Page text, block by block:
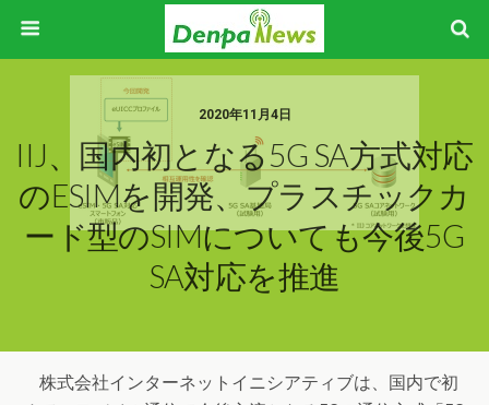
2020年11月4日
IIJ、国内初となる5G SA方式対応
のeSIMを開発、プラスチックカ
ード型のSIMについても今後5G
SA対応を推進
株式会社インターネットイニシアティブは、国内で初